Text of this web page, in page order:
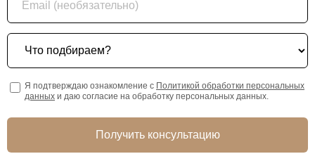
Что подбираем?
Я подтверждаю ознакомление с Политикой обработки персональных
данных и даю согласие на обработку персональных данных.
Получить консультацию